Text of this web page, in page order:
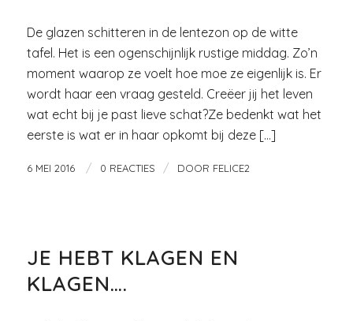
De glazen schitteren in de lentezon op de witte
tafel. Het is een ogenschijnlijk rustige middag. Zo’n
moment waarop ze voelt hoe moe ze eigenlijk is. Er
wordt haar een vraag gesteld. Creëer jij het leven
wat echt bij je past lieve schat?Ze bedenkt wat het
eerste is wat er in haar opkomt bij deze […]
6 MEI 2016 / 0 REACTIES / DOOR FELICE2
JE HEBT KLAGEN EN
KLAGEN….